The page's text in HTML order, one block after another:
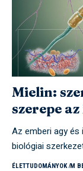
Mielin:
szerepe
Az emberi agy
biológiai
ÉLETTUDOMÁNYOK M